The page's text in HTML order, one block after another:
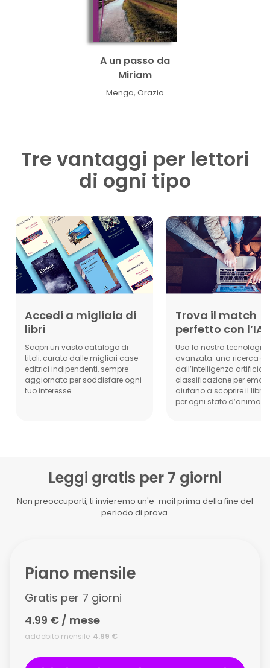
A un passo da
Miriam
Menga, Orazio
Tre vantaggi per lettori
di ogni tipo
Accedi a migliaia di
libri
Scopri un vasto catalogo di
titoli, curato dalle migliori case
editrici indipendenti, sempre
aggiornato per soddisfare ogni
tuo interesse.
Trova il match
perfetto con l’IA
Usa la nostra tecnologia
avanzata: una ricerca
dall’intelligenza
classificazione per
aiutano a scoprire il libro
per ogni stato d’animo.
Leggi gratis per 7 giorni
Non preoccuparti, ti invieremo un'e-mail prima della fine del
periodo di prova.
Piano mensile
Gratis per 7 giorni
4.99 € / mese
addebito mensile 4.99 €